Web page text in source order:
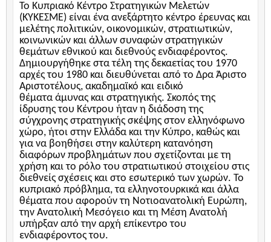
Το Κυπριακό Κέντρο Στρατηγικών Μελετών
(ΚΥΚΕΣΜΕ) είναι ένα ανεξάρτητο κέντρο έρευνας και
μελέτης πολιτικών, οικονομικών, στρατιωτικών,
κοινωνικών και άλλων συναφών στρατηγικών
θεμάτων εθνικού και διεθνούς ενδιαφέροντος.
Δημιουργήθηκε στα τέλη της δεκαετίας του 1970
αρχές του 1980 και διευθύνεται από το Δρα Άριστο
Αριστοτέλους, ακαδημαϊκό και ειδικό
θέματα άμυνας και στρατηγικής. Σκοπός της
ίδρυσης του Κέντρου ήταν η διάδοση της
σύγχρονης στρατηγικής σκέψης στον ελληνόφωνο
χώρο, ήτοι στην Ελλάδα και την Κύπρο, καθώς και
για να βοηθήσει στην καλύτερη κατανόηση
διαφόρων προβλημάτων που σχετίζονται με τη
χρήση και το ρόλο του στρατιωτικού στοιχείου στις
διεθνείς σχέσεις και στο εσωτερικό των χωρών. Το
κυπριακό πρόβλημα, τα ελληνοτουρκικά και άλλα
θέματα που αφορούν τη Νοτιοανατολική Ευρώπη,
την Ανατολική Μεσόγειο και τη Μέση Ανατολή
υπήρξαν από την αρχή επίκεντρο του
ενδιαφέροντος του.